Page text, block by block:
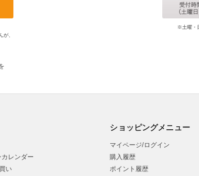
が、
※土曜・
レンダー
い
ショッピングメニュー
マイページ/ログイン
購入履歴
ポイント履歴